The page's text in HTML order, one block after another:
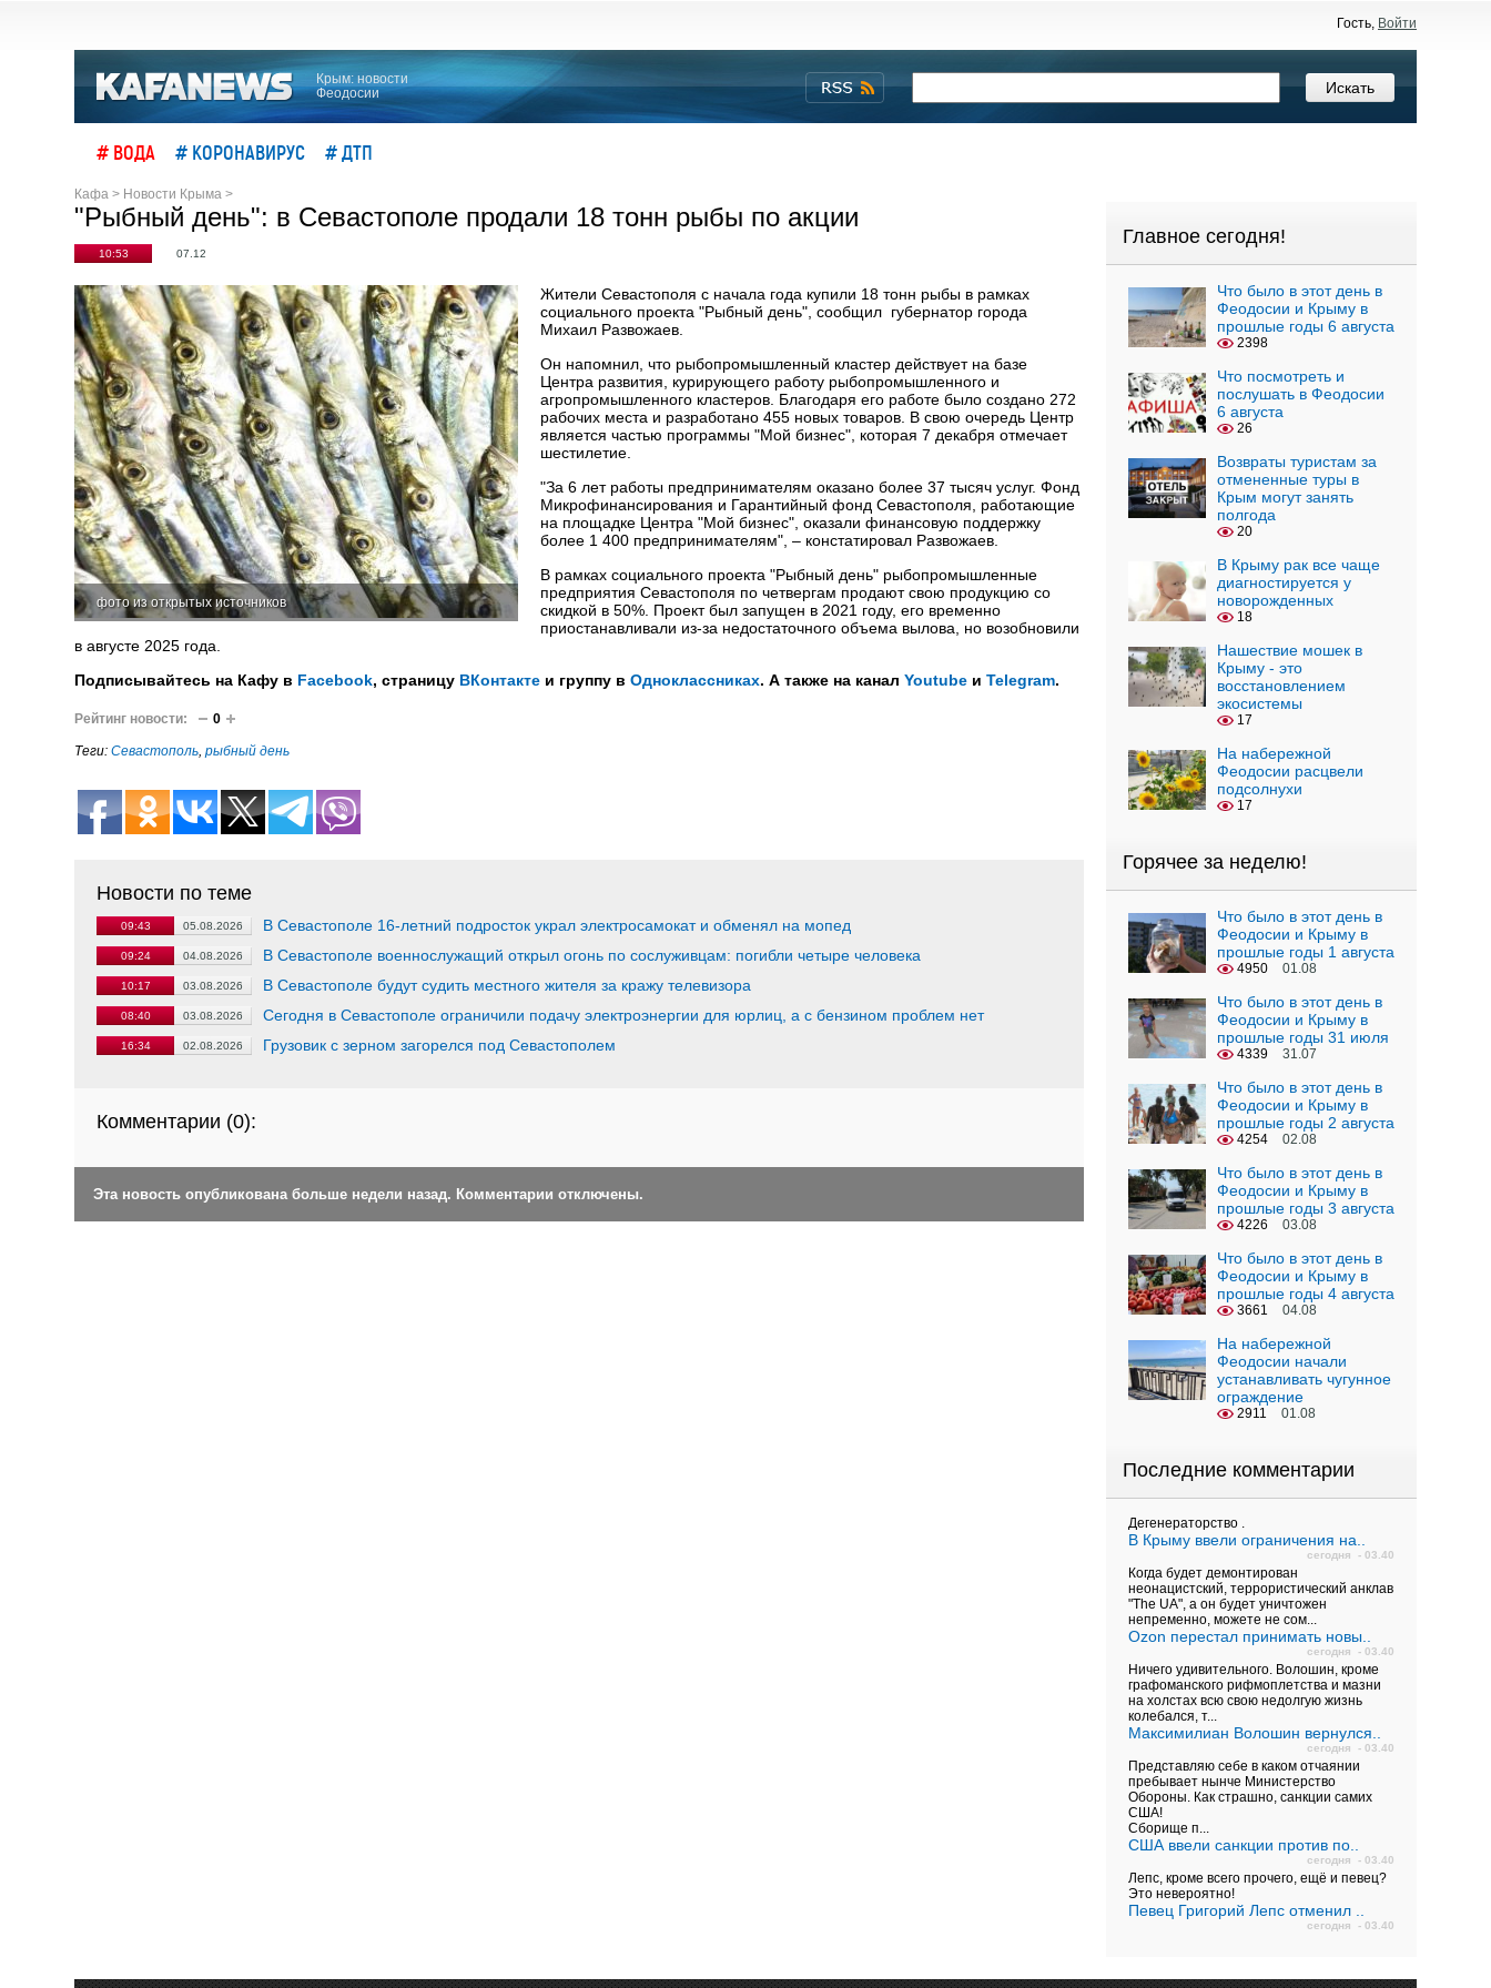
Гость, Войти
Крым: новости
Феодосии
# ВОДА # КОРОНАВИРУС # ДТП
Кафа > Новости Крыма >
"Рыбный день": в Севастополе продали 18 тонн рыбы по акции
10:53 07.12
фото из открытых источников
Жители Севастополя с начала года купили 18 тонн рыбы в рамках
социального проекта "Рыбный день", сообщил губернатор города
Михаил Развожаев.
Он напомнил, что рыбопромышленный кластер действует на базе
Центра развития, курирующего работу рыбопромышленного и
агропромышленного кластеров. Благодаря его работе было создано 272
рабочих места и разработано 455 новых товаров. В свою очередь Центр
является частью программы "Мой бизнес", которая 7 декабря отмечает
шестилетие.
"За 6 лет работы предпринимателям оказано более 37 тысяч услуг. Фонд
Микрофинансирования и Гарантийный фонд Севастополя, работающие
на площадке Центра "Мой бизнес", оказали финансовую поддержку
более 1 400 предпринимателям", – констатировал Развожаев.
В рамках социального проекта "Рыбный день" рыбопромышленные
предприятия Севастополя по четвергам продают свою продукцию со
скидкой в 50%. Проект был запущен в 2021 году, его временно
приостанавливали из-за недостаточного объема вылова, но возобновили
в августе 2025 года.
Подписывайтесь на Кафу в Facebook, страницу ВКонтакте и группу в Одноклассниках. А также на канал Youtube и Telegram.
Рейтинг новости: 0
Теги: Севастополь, рыбный день
Новости по теме
09:43 05.08.2026 В Севастополе 16-летний подросток украл электросамокат и обменял на мопед
09:24 04.08.2026 В Севастополе военнослужащий открыл огонь по сослуживцам: погибли четыре человека
10:17 03.08.2026 В Севастополе будут судить местного жителя за кражу телевизора
08:40 03.08.2026 Сегодня в Севастополе ограничили подачу электроэнергии для юрлиц, а с бензином проблем нет
16:34 02.08.2026 Грузовик с зерном загорелся под Севастополем
Комментарии (0):
Эта новость опубликована больше недели назад. Комментарии отключены.
Главное сегодня!
Что было в этот день в
Феодосии и Крыму в
прошлые годы 6 августа
2398
Что посмотреть и
послушать в Феодосии
6 августа
26
Возвраты туристам за
отмененные туры в
Крым могут занять
полгода
20
В Крыму рак все чаще
диагностируется у
новорожденных
18
Нашествие мошек в
Крыму - это
восстановлением
экосистемы
17
На набережной
Феодосии расцвели
подсолнухи
17
Горячее за неделю!
Что было в этот день в
Феодосии и Крыму в
прошлые годы 1 августа
4950 01.08
Что было в этот день в
Феодосии и Крыму в
прошлые годы 31 июля
4339 31.07
Что было в этот день в
Феодосии и Крыму в
прошлые годы 2 августа
4254 02.08
Что было в этот день в
Феодосии и Крыму в
прошлые годы 3 августа
4226 03.08
Что было в этот день в
Феодосии и Крыму в
прошлые годы 4 августа
3661 04.08
На набережной
Феодосии начали
устанавливать чугунное
ограждение
2911 01.08
Последние комментарии
Дегенераторство .
В Крыму ввели ограничения на..
сегодня - 03.40
Когда будет демонтирован
неонацистский, террористический анклав
"The UA", а он будет уничтожен
непременно, можете не сом...
Ozon перестал принимать новы..
сегодня - 03.40
Ничего удивительного. Волошин, кроме
графоманского рифмоплетства и мазни
на холстах всю свою недолгую жизнь
колебался, т...
Максимилиан Волошин вернулся..
сегодня - 03.40
Представляю себе в каком отчаянии
пребывает нынче Министерство
Обороны. Как страшно, санкции самих
США!
Сборище п...
США ввели санкции против по..
сегодня - 03.40
Лепс, кроме всего прочего, ещё и певец?
Это невероятно!
Певец Григорий Лепс отменил ..
сегодня - 03.40